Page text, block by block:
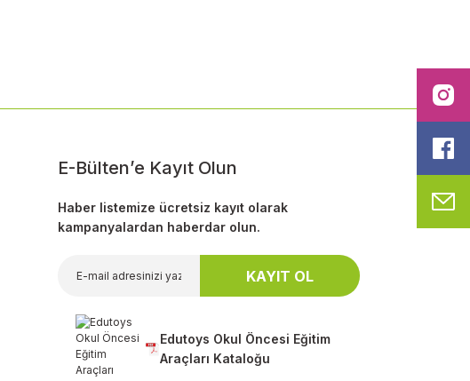
E-Bülten’e Kayıt Olun
Haber listemize ücretsiz kayıt olarak
kampanyalardan haberdar olun.
KAYIT OL
Edutoys Okul Öncesi Eğitim
Araçları Kataloğu